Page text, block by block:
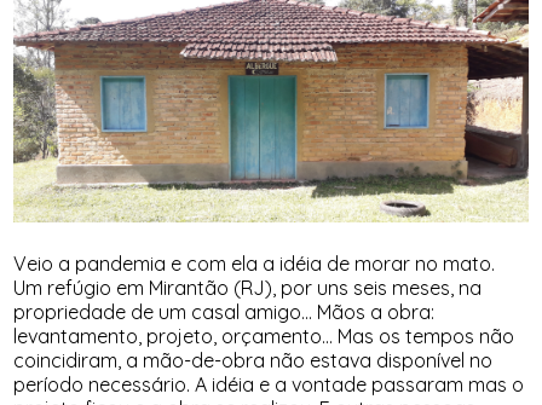
Veio a pandemia e com ela a idéia de morar no mato.
Um refúgio em Mirantão (RJ), por uns seis meses, na
propriedade de um casal amigo... Mãos a obra:
levantamento, projeto, orçamento... Mas os tempos não
coincidiram, a mão-de-obra não estava disponível no
período necessário. A idéia e a vontade passaram mas o